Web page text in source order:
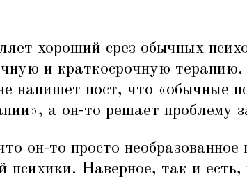
хороший срез обычных
и краткосрочную
напишет пост, что «обычные
а он-то решает проблему
он-то просто необразованное
психики. Наверное, так и есть,